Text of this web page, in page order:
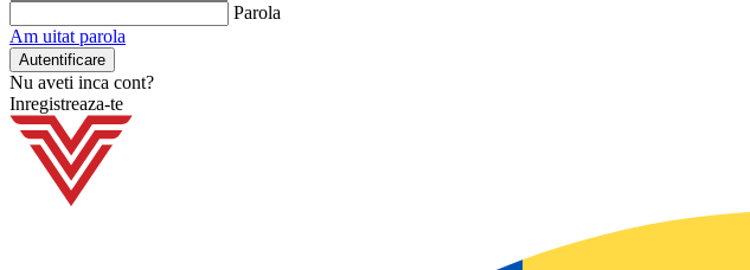
Parola
Am uitat parola
Nu aveti inca cont?
Inregistreaza-te